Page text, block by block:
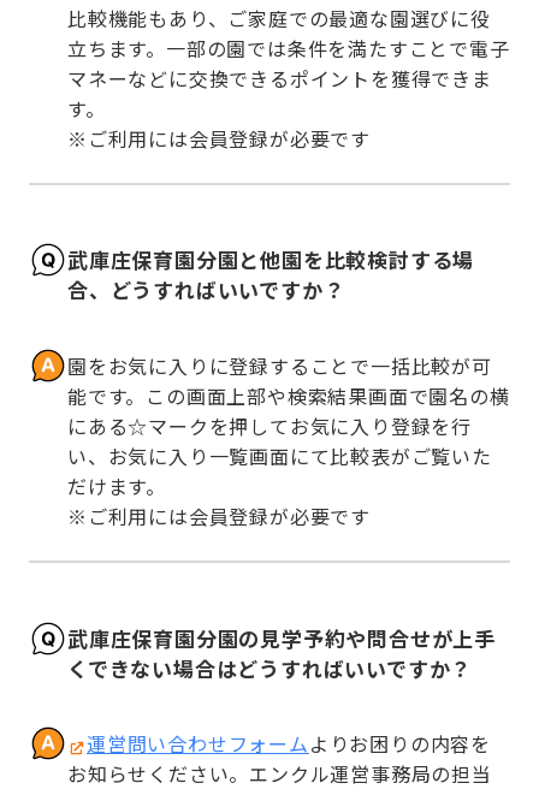
比較機能もあり、ご家庭での最適な園選びに役
立ちます。一部の園では条件を満たすことで電子
マネーなどに交換できるポイントを獲得できま
す。
※ご利用には会員登録が必要です
武庫庄保育園分園と他園を比較検討する場
合、どうすればいいですか？
園をお気に入りに登録することで一括比較が可
能です。この画面上部や検索結果画面で園名の横
にある☆マークを押してお気に入り登録を行
い、お気に入り一覧画面にて比較表がご覧いた
だけます。
※ご利用には会員登録が必要です
武庫庄保育園分園の見学予約や問合せが上手
くできない場合はどうすればいいですか？
運営問い合わせフォームよりお困りの内容を
お知らせください。エンクル運営事務局の担当